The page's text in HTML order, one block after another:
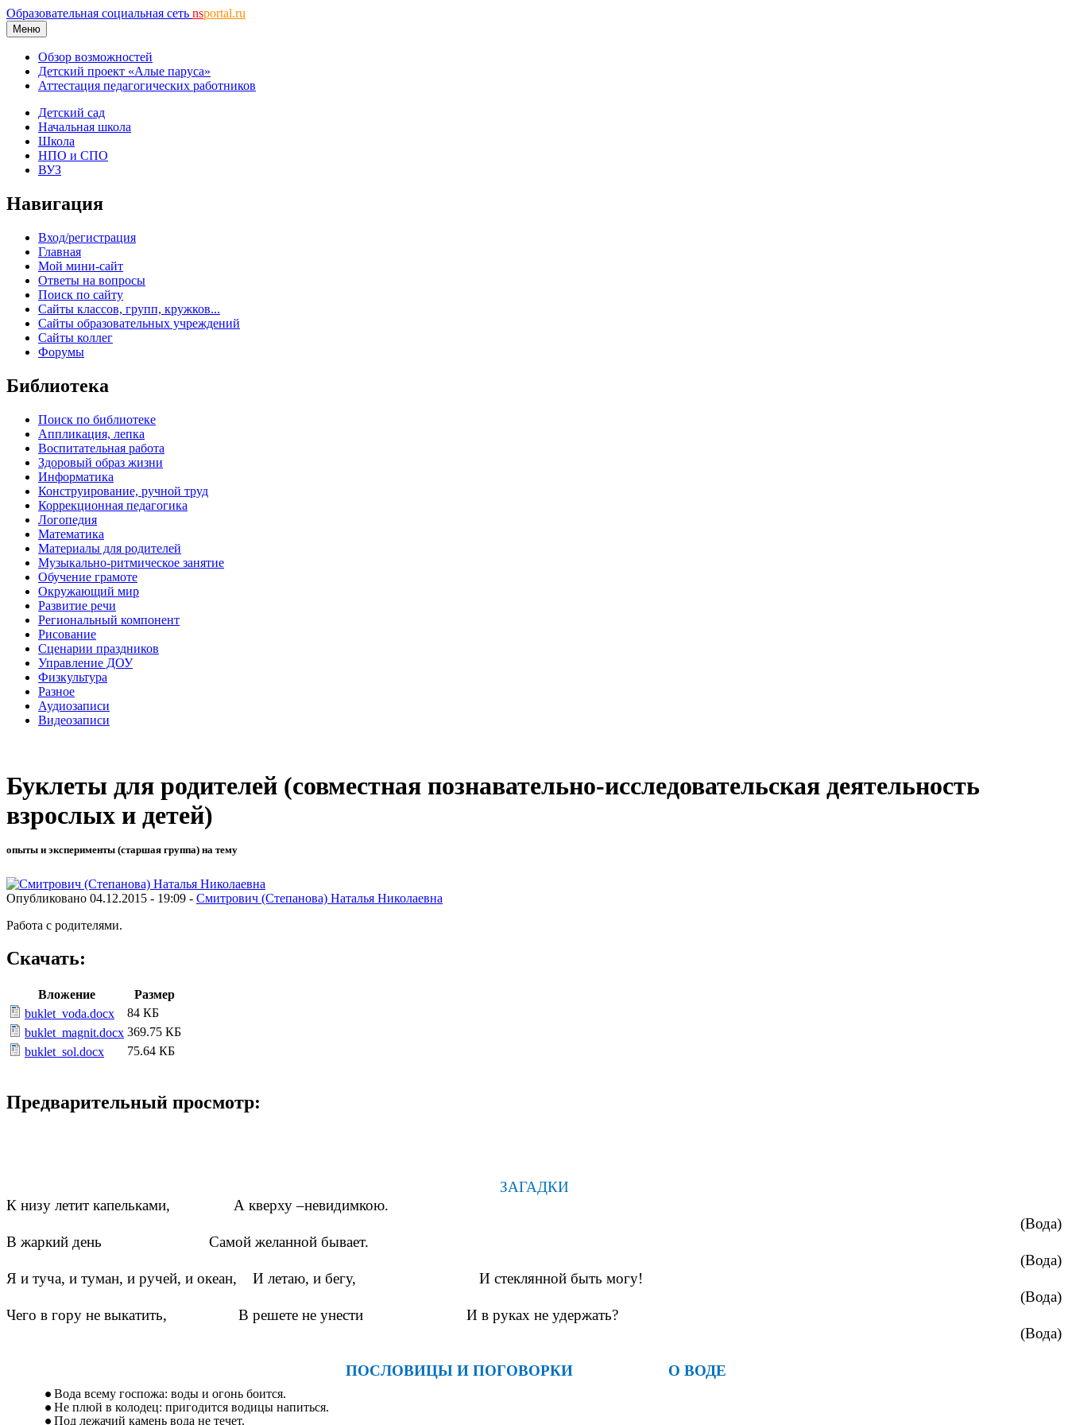
Образовательная социальная сеть nsportal.ru
Меню
Обзор возможностей
Детский проект «Алые паруса»
Аттестация педагогических работников
Детский сад
Начальная школа
Школа
НПО и СПО
ВУЗ
Навигация
Вход/регистрация
Главная
Мой мини-сайт
Ответы на вопросы
Поиск по сайту
Сайты классов, групп, кружков...
Сайты образовательных учреждений
Сайты коллег
Форумы
Библиотека
Поиск по библиотеке
Аппликация, лепка
Воспитательная работа
Здоровый образ жизни
Информатика
Конструирование, ручной труд
Коррекционная педагогика
Логопедия
Математика
Материалы для родителей
Музыкально-ритмическое занятие
Обучение грамоте
Окружающий мир
Развитие речи
Региональный компонент
Рисование
Сценарии праздников
Управление ДОУ
Физкультура
Разное
Аудиозаписи
Видеозаписи
Буклеты для родителей (совместная познавательно-исследовательская деятельность
взрослых и детей)
опыты и эксперименты (старшая группа) на тему
Опубликовано 04.12.2015 - 19:09 - Смитрович (Степанова) Наталья Николаевна
Работа с родителями.
Скачать:
Вложение
Размер
buklet_voda.docx
84 КБ
buklet_magnit.docx 369.75 КБ
buklet_sol.docx
75.64 КБ
Предварительный просмотр:
ЗАГАДКИ
К низу летит капельками, А кверху –невидимкою.
(Вода)
В жаркий день Самой желанной бывает.
(Вода)
Я и туча, и туман, и ручей, и океан, И летаю, и бегу, И стеклянной быть могу!
(Вода)
Чего в гору не выкатить, В решете не унести И в руках не удержать?
(Вода)
ПОСЛОВИЦЫ И ПОГОВОРКИ О ВОДЕ
Вода всему госпожа: воды и огонь боится.
Не плюй в колодец: пригодится водицы напиться.
Под лежачий камень вода не течет.